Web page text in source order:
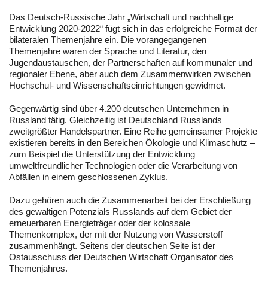
Das Deutsch-Russische Jahr „Wirtschaft und nachhaltige
Entwicklung 2020-2022“ fügt sich in das erfolgreiche Format der
bilateralen Themenjahre ein. Die vorangegangenen
Themenjahre waren der Sprache und Literatur, den
Jugendaustauschen, der Partnerschaften auf kommunaler und
regionaler Ebene, aber auch dem Zusammenwirken zwischen
Hochschul- und Wissenschaftseinrichtungen gewidmet.
Gegenwärtig sind über 4.200 deutschen Unternehmen in
Russland tätig. Gleichzeitig ist Deutschland Russlands
zweitgrößter Handelspartner. Eine Reihe gemeinsamer Projekte
existieren bereits in den Bereichen Ökologie und Klimaschutz –
zum Beispiel die Unterstützung der Entwicklung
umweltfreundlicher Technologien oder die Verarbeitung von
Abfällen in einem geschlossenen Zyklus.
Dazu gehören auch die Zusammenarbeit bei der Erschließung
des gewaltigen Potenzials Russlands auf dem Gebiet der
erneuerbaren Energieträger oder der kolossale
Themenkomplex, der mit der Nutzung von Wasserstoff
zusammenhängt. Seitens der deutschen Seite ist der
Ostausschuss der Deutschen Wirtschaft Organisator des
Themenjahres.